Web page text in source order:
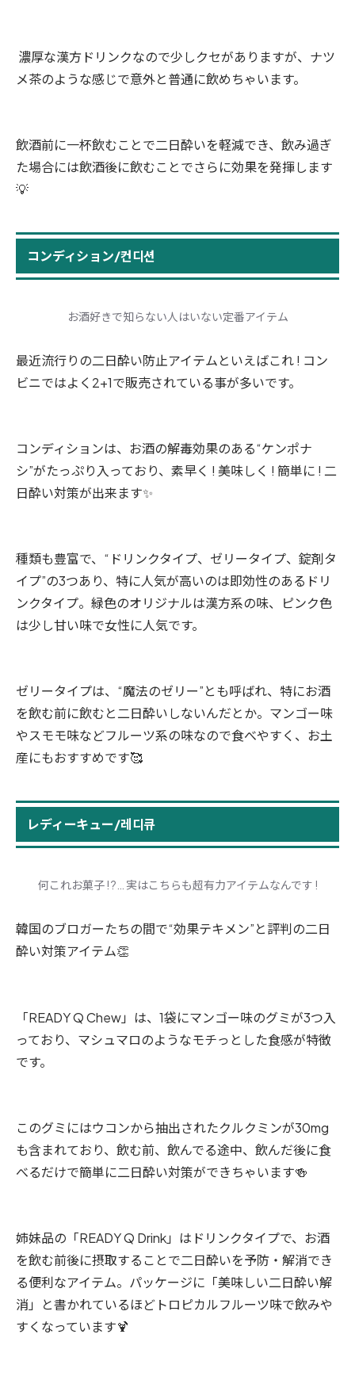
濃厚な漢方ドリンクなので少しクセがありますが、ナツ
メ茶のような感じで意外と普通に飲めちゃいます。
飲酒前に一杯飲むことで二日酔いを軽減でき、飲み過ぎ
た場合には飲酒後に飲むことでさらに効果を発揮します
💡
コンディション/컨디션
お酒好きで知らない人はいない定番アイテム
最近流行りの二日酔い防止アイテムといえばこれ ! コン
ビニではよく2+1で販売されている事が多いです。
コンディションは、お酒の解毒効果のある“ケンポナ
シ”がたっぷり入っており、素早く ! 美味しく ! 簡単に ! 二
日酔い対策が出来ます✨
種類も豊富で、“ドリンクタイプ、ゼリータイプ、錠剤タ
イプ”の3つあり、特に人気が高いのは即効性のあるドリ
ンクタイプ。緑色のオリジナルは漢方系の味、ピンク色
は少し甘い味で女性に人気です。
ゼリータイプは、“魔法のゼリー”とも呼ばれ、特にお酒
を飲む前に飲むと二日酔いしないんだとか。マンゴー味
やスモモ味などフルーツ系の味なので食べやすく、お土
産にもおすすめです🥰
レディーキュー/레디큐
何これお菓子 ! ?… 実はこちらも超有力アイテムなんです !
韓国のブロガーたちの間で“効果テキメン”と評判の二日
酔い対策アイテム👏
「READY Q Chew」は、1袋にマンゴー味のグミが3つ入
っており、マシュマロのようなモチっとした食感が特徴
です。
このグミにはウコンから抽出されたクルクミンが30mg
も含まれており、飲む前、飲んでる途中、飲んだ後に食
べるだけで簡単に二日酔い対策ができちゃいます🍻
姉妹品の「READY Q Drink」はドリンクタイプで、お酒
を飲む前後に摂取することで二日酔いを予防・解消でき
る便利なアイテム。パッケージに「美味しい二日酔い解
消」と書かれているほどトロピカルフルーツ味で飲みや
すくなっています🍹